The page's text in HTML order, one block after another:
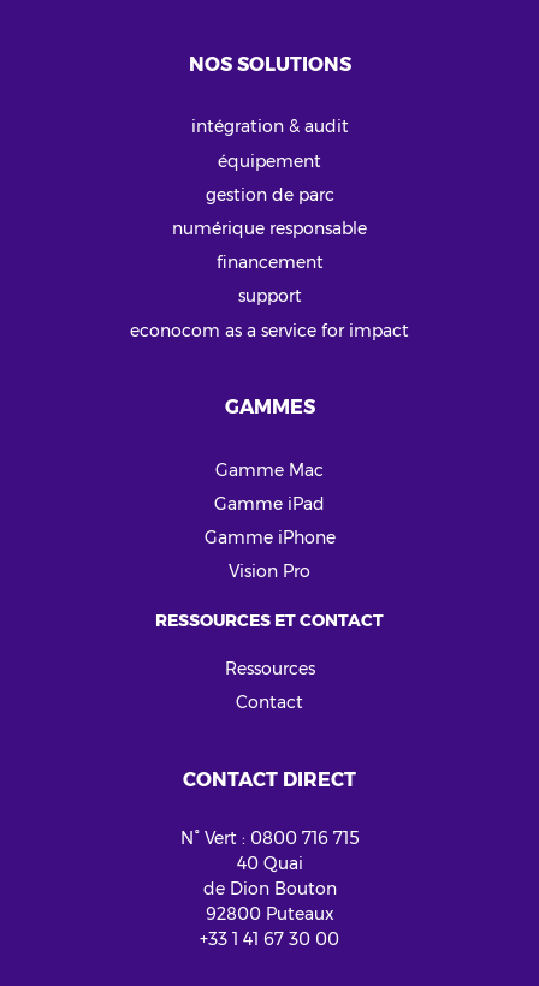
NOS SOLUTIONS
intégration & audit
équipement
gestion de parc
numérique responsable
financement
support
econocom as a service for impact
GAMMES
Gamme Mac
Gamme iPad
Gamme iPhone
Vision Pro
RESSOURCES ET CONTACT
Ressources
Contact
CONTACT DIRECT
N° Vert : 0800 716 715
40 Quai
de Dion Bouton
92800 Puteaux
+33 1 41 67 30 00